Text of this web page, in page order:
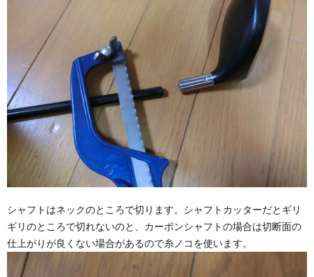
シャフトはネックのところで切ります。シャフトカッターだとギリ
ギリのところで切れないのと、カーボンシャフトの場合は切断面の
仕上がりが良くない場合があるので糸ノコを使います。